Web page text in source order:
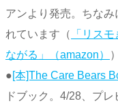
アンより発売。ちな
れています（
「リス
ながる」（amazon）
●[本]The Care Bears
ドブック。4/28、プ